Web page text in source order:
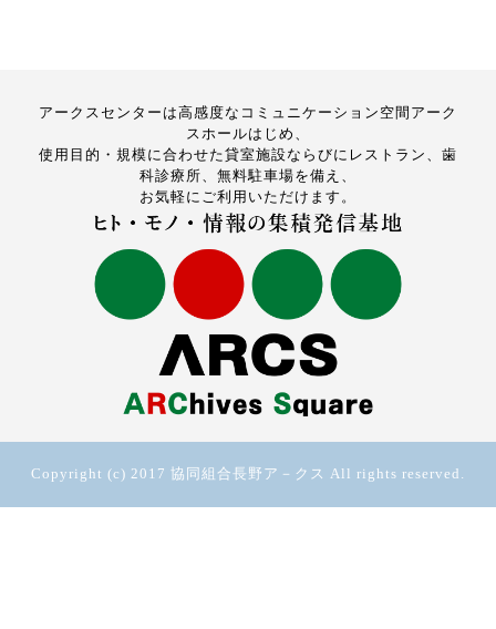
アークスセンターは高感度なコミュニケーション空間アーク
スホールはじめ、
使用目的・規模に合わせた貸室施設ならびにレストラン、歯
科診療所、無料駐車場を備え、
お気軽にご利用いただけます。
Copyright (c) 2017 協同組合長野ア－クス All rights reserved.